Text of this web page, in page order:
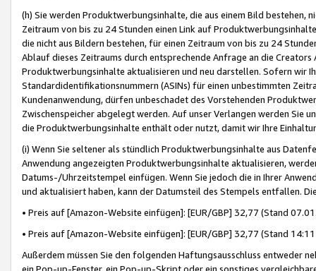
(h) Sie werden Produktwerbungsinhalte, die aus einem Bild bestehen,
Zeitraum von bis zu 24 Stunden einen Link auf
die nicht aus Bildern bestehen, für einen Zeitraum von bis zu 24
Ablauf dieses Zeitraums durch entsprechende Anfrage an die
Produktwerbungsinhalte aktualisieren und neu darstellen. Sofern wir
Standardidentifikationsnummern (ASINs) für einen unbestimmten
Kundenanwendung, dürfen unbeschadet des Vorstehenden
Zwischenspeicher abgelegt werden. Auf unser Verlangen werden Sie
die Produktwerbungsinhalte enthält oder nutzt, damit wir Ihre
(i) Wenn Sie seltener als stündlich Produktwerbungsinhalte aus
Anwendung angezeigten Produktwerbungsinhalte aktualisieren,
Datums-/Uhrzeitstempel einfügen. Wenn Sie jedoch die in Ihrer
und aktualisiert haben, kann der Datumsteil des Stempels entfallen.
• Preis auf [Amazon-Website einfügen]: [EUR/GBP] 32,77 (Stand
• Preis auf [Amazon-Website einfügen]: [EUR/GBP] 32,77 (Stand
Außerdem müssen Sie den folgenden Haftungsausschluss entweder
ein Pop-up-Fenster, ein Pop-up-Skript oder ein sonstiges